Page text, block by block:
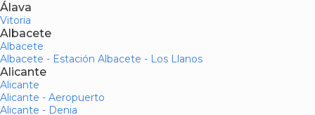
Álava
Vitoria
Albacete
Albacete
Albacete - Estación Albacete - Los Llanos
Alicante
Alicante
Alicante - Aeropuerto
Alicante - Denia